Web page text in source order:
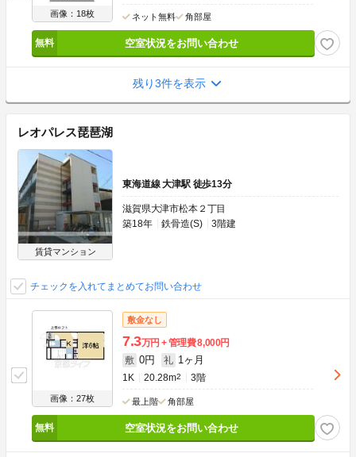
画像：18枚 ネット無料 角部屋
空室状況をお問い合わせ
残り3件を表示
レオパレス琵琶湖
賃貸マンション
東海道線 大津駅 徒歩13分
滋賀県大津市松本２丁目
築18年
鉄骨造(S) 3階建
チェックを入れてまとめてお問い合わせ
画像：27枚
敷金なし
7.3万円 管理費8,000円
敷 0円 礼 1ヶ月
1K 20.28m2 3階
最上階 角部屋
空室状況をお問い合わせ